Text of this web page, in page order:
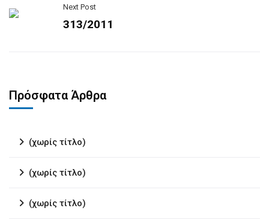
Next Post
313/2011
Πρόσφατα Άρθρα
(χωρίς τίτλο)
(χωρίς τίτλο)
(χωρίς τίτλο)